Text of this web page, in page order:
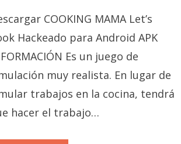
COOKING MAMA Let’s
Hackeado para Android APK
Es un juego de
muy realista. En lugar de
trabajos en la cocina, tendrá
hacer el trabajo…